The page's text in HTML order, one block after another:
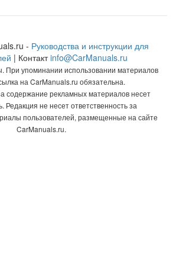
- Руководства и инструкции для
| Контактinfo@CarManuals.ru
При упоминании использовании материалов
на CarManuals.ru обязательна.
содержание рекламных материалов несет
Редакция не несет ответственность за
пользователей, размещенные на сайте
CarManuals.ru.